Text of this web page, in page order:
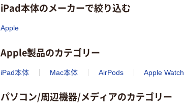
iPad本体のメーカーで絞り込む
Apple
Apple製品のカテゴリー
iPad本体 Mac本体 AirPods Apple Watch
パソコン/周辺機器/メディアのカテゴリー